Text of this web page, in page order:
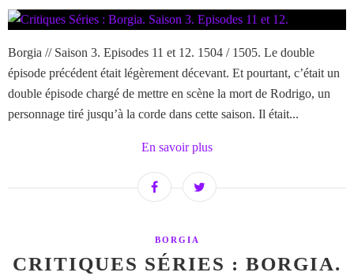
Borgia // Saison 3. Episodes 11 et 12. 1504 / 1505. Le double
épisode précédent était légèrement décevant. Et pourtant, c’était un
double épisode chargé de mettre en scène la mort de Rodrigo, un
personnage tiré jusqu’à la corde dans cette saison. Il était...
En savoir plus
BORGIA
CRITIQUES SÉRIES : BORGIA.